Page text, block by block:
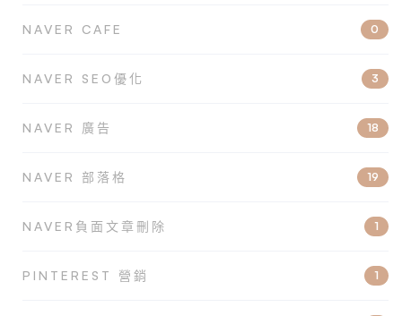
NAVER CAFE 0
NAVER SEO優化 3
NAVER 廣告 18
NAVER 部落格 19
NAVER負面文章刪除 1
PINTEREST 營銷 1